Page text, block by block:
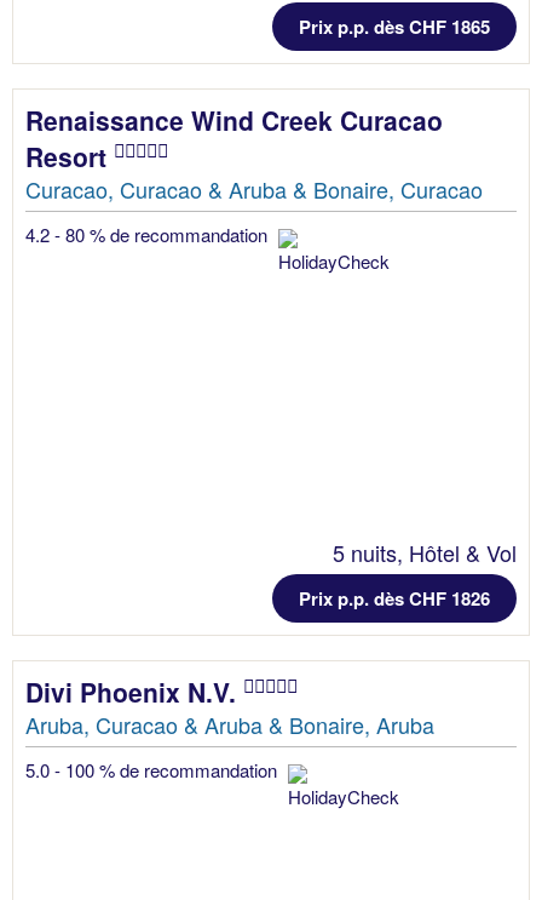
Prix p.p. dès CHF 1865
Renaissance Wind Creek Curacao
Resort
Curacao, Curacao & Aruba & Bonaire, Curacao
4.2 - 80 % de recommandation
5 nuits, Hôtel & Vol
Prix p.p. dès CHF 1826
Divi Phoenix N.V.
Aruba, Curacao & Aruba & Bonaire, Aruba
5.0 - 100 % de recommandation